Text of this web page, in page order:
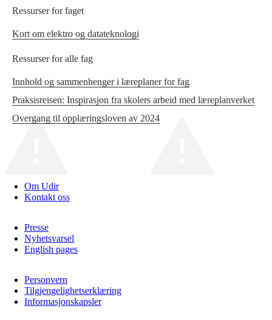
Ressurser for faget
Kort om elektro og datateknologi
Ressurser for alle fag
Innhold og sammenhenger i læreplaner for fag
Praksisreisen: Inspirasjon fra skolers arbeid med læreplanverket
Overgang til opplæringsloven av 2024
Om Udir
Kontakt oss
Presse
Nyhetsvarsel
English pages
Personvern
Tilgjengelighetserklæring
Informasjonskapsler